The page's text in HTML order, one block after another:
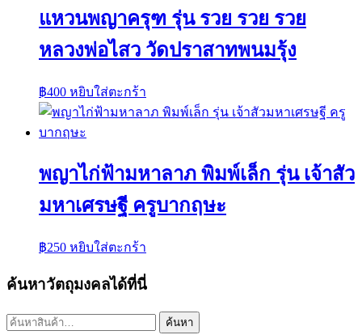
แหวนพญาครุฑ รุ่น รวย รวย รวย
หลวงพ่อไสว วัดปราสาทพนมรุ้ง
฿400 หยิบใส่ตะกร้า
พญาไก่ฟ้ามหาลาภ พิมพ์เล็ก รุ่น เจ้าสัว
มหาเศรษฐี ครูบากฤษะ
฿250 หยิบใส่ตะกร้า
ค้นหาวัตถุมงคลได้ที่นี่
ค้นหา: ค้นหา